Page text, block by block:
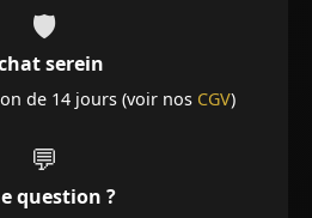
🛡️
serein
de 14 jours (voir nos CGV)
💬
question ?